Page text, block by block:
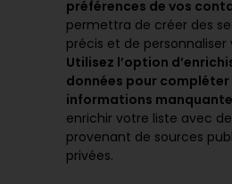
préférences de vos
permettra de créer des
précis et de personnaliser
Utilisez l’option
données pour compléter
informations
enrichir votre liste avec
provenant de sources
privées.